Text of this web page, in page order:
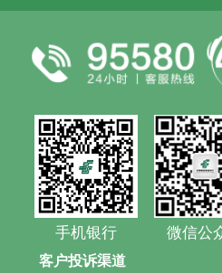
手机银行 微信公
客户投诉渠道